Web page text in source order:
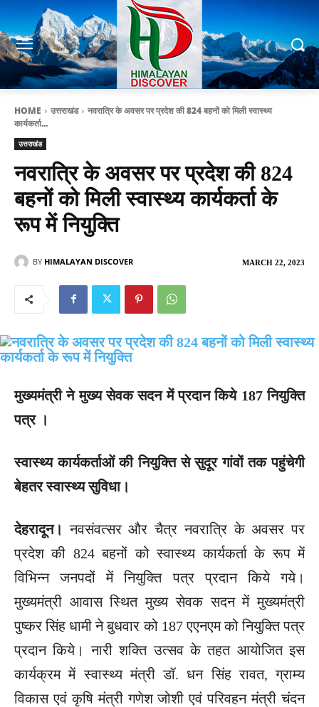
HOME उत्तराखंड
नवरात्रि के अवसर पर प्रदेश की 824 बहनों को मिली स्वास्थ्य
कार्यकर्ता...
उत्तराखंड
नवरात्रि के अवसर पर प्रदेश की 824
बहनों को मिली स्वास्थ्य कार्यकर्ता के
रूप में नियुक्ति
MARCH 22, 2023
BY HIMALAYAN DISCOVER
मुख्यमंत्री ने मुख्य सेवक सदन में प्रदान किये 187 नियुक्ति
पत्र ।
स्वास्थ्य कार्यकर्ताओं की नियुक्ति से सुदूर गांवों तक पहुंचेगी
बेहतर स्वास्थ्य सुविधा।
देहरादून। नवसंवत्सर और चैत्र नवरात्रि के अवसर पर
प्रदेश की 824 बहनों को स्वास्थ्य कार्यकर्ता के रूप में
विभिन्न जनपदों में नियुक्ति पत्र प्रदान किये गये।
मुख्यमंत्री आवास स्थित मुख्य सेवक सदन में मुख्यमंत्री
पुष्कर सिंह धामी ने बुधवार को 187 एएनएम को नियुक्ति पत्र
प्रदान किये। नारी शक्ति उत्सव के तहत आयोजित इस
कार्यक्रम में स्वास्थ्य मंत्री डॉ. धन सिंह रावत, ग्राम्य
विकास एवं कृषि मंत्री गणेश जोशी एवं परिवहन मंत्री चंदन